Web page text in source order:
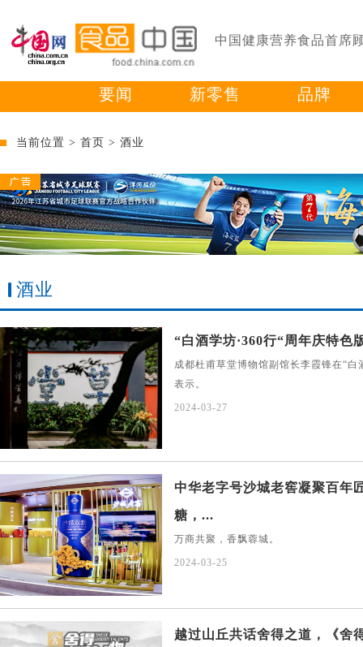
中国健康营养食品首席
要闻 新零售 品牌
当前位置 > 首页 > 酒业
酒业
“白酒学坊·360行“周年庆特色
成都杜甫草堂博物馆副馆长李霞锋在“
表示。
2024-03-27
中华老字号沙城老窖凝聚百年
糖，...
万商共聚，香飘蓉城。
2024-03-25
越过山丘共话舍得之道，《舍